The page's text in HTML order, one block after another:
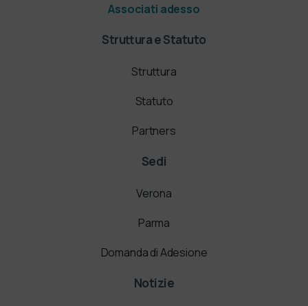
Associati adesso
Struttura e Statuto
Struttura
Statuto
Partners
Sedi
Verona
Parma
Domanda di Adesione
Notizie